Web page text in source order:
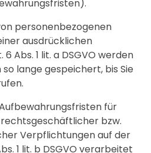
personenbezogenen
ausdrücklichen
Abs. 1 lit. a DSGVO werden
lange gespeichert, bis Sie
für
bzw.
Verpflichtungen auf der
1 lit. b DSGVO verarbeitet